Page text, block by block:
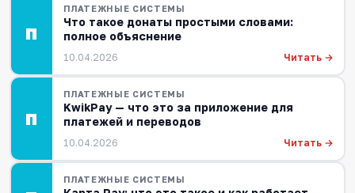
П
ПЛАТЕЖНЫЕ СИСТЕМЫ
Что такое донаты простыми словами:
полное объяснение
10.04.2026 Читать →
П
ПЛАТЕЖНЫЕ СИСТЕМЫ
KwikPay — что это за приложение для
платежей и переводов
10.04.2026 Читать →
ПЛАТЕЖНЫЕ СИСТЕМЫ